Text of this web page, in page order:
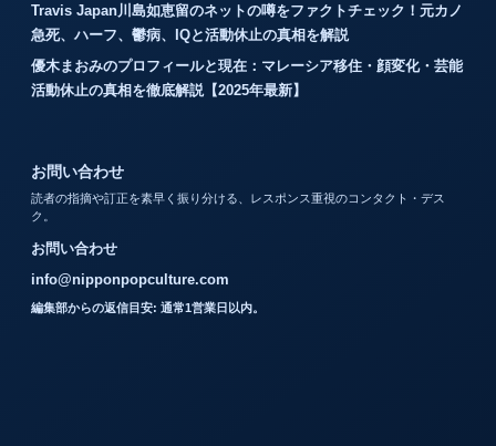
Travis Japan川島如恵留のネットの噂をファクトチェック！元カノ
急死、ハーフ、鬱病、IQと活動休止の真相を解説
優木まおみのプロフィールと現在：マレーシア移住・顔変化・芸能
活動休止の真相を徹底解説【2025年最新】
お問い合わせ
読者の指摘や訂正を素早く振り分ける、レスポンス重視のコンタクト・デス
ク。
お問い合わせ
info@nipponpopculture.com
編集部からの返信目安: 通常1営業日以内。